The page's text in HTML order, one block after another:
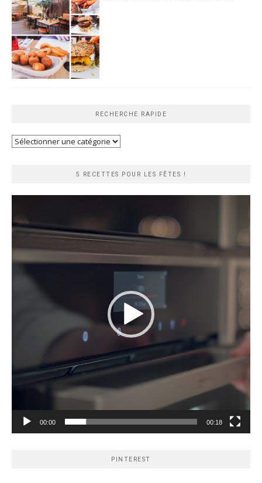
RECHERCHE RAPIDE
Recherche
5 RECETTES POUR LES FÊTES !
00:00 00:18
PINTEREST